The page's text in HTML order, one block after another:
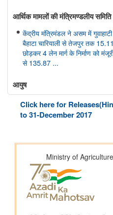
आर्थिक मामलों की मंत्रिमण्‍डलीय
केंद्रीय मंत्रिमंडल ने असम में
बैहाटा चारियाली से तेजपुर तक
छोड़कर 4 लेन मार्ग के निर्माण को
से 135.87 ...
आयुष
केंद्रीय आयुष मंत्री श्री प्रतापराव
निकाय बैठक की अध्यक्षता की
अन्वेषण रोडमैप की प्रमुख उपलब्धियों
संसद प्रश्न: वैश्विक प्रक्षेपण बाजार में
संसद प्रश्न: अंतरिक्ष प्रौद्योगिकी का
Click here for
to 31-December 2017